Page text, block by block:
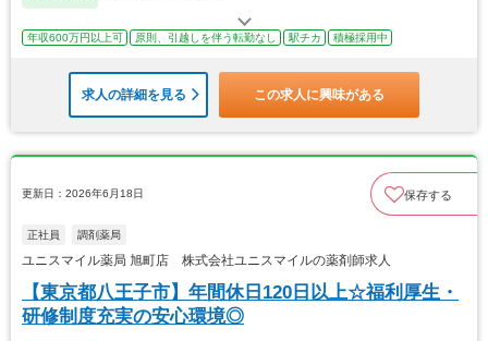
年収600万円以上可 原則、引越しを伴う転勤なし 駅チカ 積極採用中
求人の詳細を見る この求人に興味がある
更新日：2026年6月18日 保存する
正社員 調剤薬局
ユニスマイル薬局 旭町店 株式会社ユニスマイルの薬剤師求人
【東京都八王子市】年間休日120日以上☆福利厚生・
研修制度充実の安心環境◎